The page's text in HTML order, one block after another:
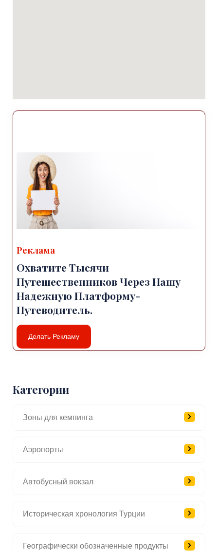
Реклама
Охватите Тысячи
Путешественников Через Нашу
Надежную Платформу-
Путеводитель.
Делать Рекламу
Категории
Зоны для кемпинга
Аэропорты
Автобусный вокзал
Историческая хронология Турции
Географически обозначенные продукты